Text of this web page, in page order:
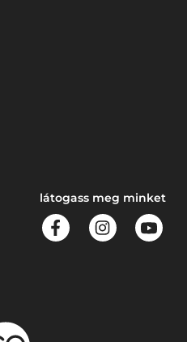
látogass meg minket